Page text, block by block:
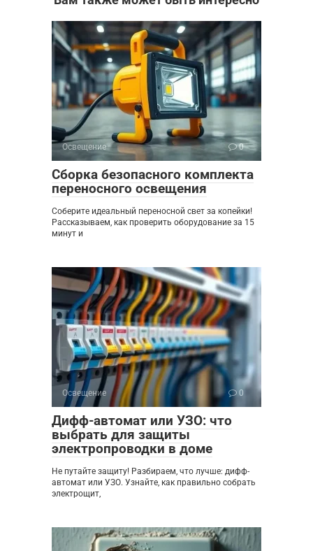
Освещение 0
Сборка безопасного комплекта
переносного освещения
Соберите идеальный переносной свет за копейки!
Рассказываем, как проверить оборудование за 15
минут и
Освещение 0
Дифф-автомат или УЗО: что
выбрать для защиты
электропроводки в доме
Не путайте защиту! Разбираем, что лучше: дифф-
автомат или УЗО. Узнайте, как правильно собрать
электрощит,